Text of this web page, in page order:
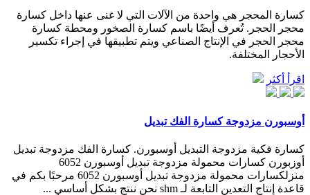
كسارة المحجر هي واحدة من الآلات التي لا غنى عنها داخل كسارة
محجر الحجر. تُعرف أيضًا باسم كسارة الصخور ومحطة كسارة
محجر الحجر في الإنتاج الصناعي ويتم تطبيقها في إجراء تكسير
الأحجار المختلفة.
اقرأ أكثر
أوسبورن مزدوجة كسارة الفك تبديل
كسارة فكية مزدوجة التبديل أوسبورن. كسارة الفك مزدوجة تبديل
أوزبورن كسارات محمولة مزدوجة تبديل أوسبورن 6052
منزلكسارات محمولة مزدوجة تبديل أوسبورن 6052 مرحبًا بكم في
قاعدة إنتاج التعدين التابعة لـ shm نحن ننتج بشكل أساسي ...